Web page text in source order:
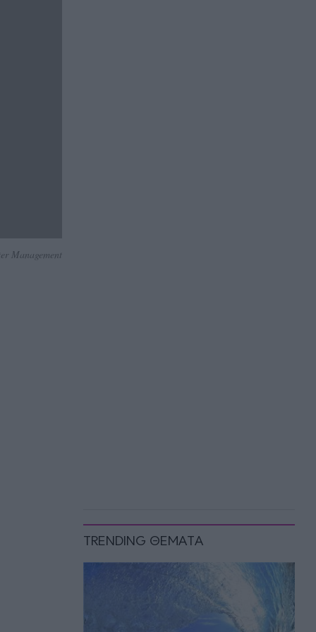
TRENDING ΘΕΜΑΤΑ
Management